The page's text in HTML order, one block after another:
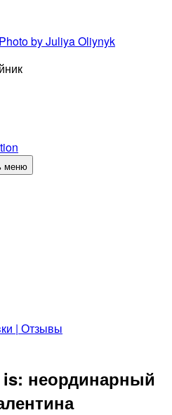
by Juliya Oliynyk
меню
| Отзывы
неординарный